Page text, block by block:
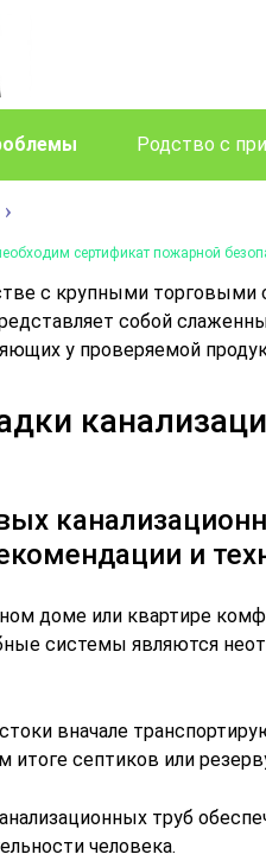
Родство с
сертификат пожарной
с крупными
собой
у проверяемой
и
доме или квартире
системы являются
вначале
итоге септиков или
труб
человека.